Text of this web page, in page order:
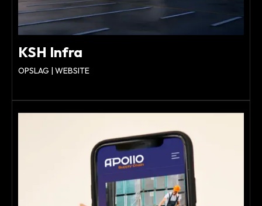
KSH Infra
OPSLAG | WEBSITE